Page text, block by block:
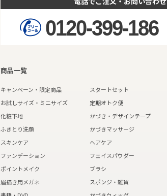
0120-399-186
商品一覧
キャンペーン・限定商品
スタートセット
お試しサイズ・ミニサイズ
定期オトク便
化粧下地
かづき・デザインテープ
ふきとり洗顔
かづきマッサージ
スキンケア
ヘアケア
ファンデーション
フェイスパウダー
ポイントメイク
ブラシ
眉描き用メガネ
スポンジ・雑貨